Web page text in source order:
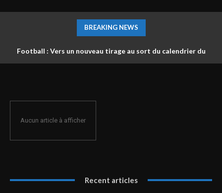
BREAKING NEWS
Football : Vers un nouveau tirage au sort du calendrier du
Aucun article à afficher
Recent articles